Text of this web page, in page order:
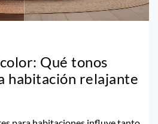
Qué tonos
habitación relajante